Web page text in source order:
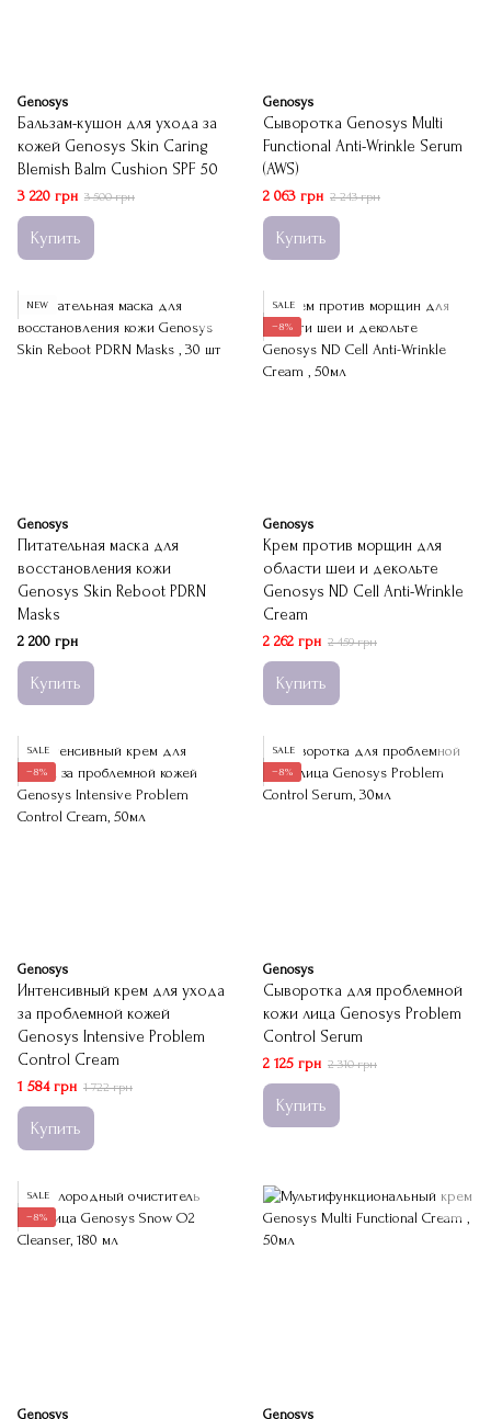
Genosys
Бальзам-кушон для ухода за
кожей Genosys Skin Caring
Blemish Balm Cushion SPF 50
3 220 грн 3 500 грн
Купить
Genosys
Сыворотка Genosys Multi
Functional Anti-Wrinkle Serum
(AWS)
2 063 грн 2 243 грн
Купить
NEW
Genosys
Питательная маска для
восстановления кожи
Genosys Skin Reboot PDRN
Masks
2 200 грн
Купить
SALE
−8%
Genosys
Крем против морщин для
области шеи и декольте
Genosys ND Cell Anti-Wrinkle
Cream
2 262 грн 2 459 грн
Купить
SALE
−8%
Genosys
Интенсивный крем для ухода
за проблемной кожей
Genosys Intensive Problem
Control Cream
1 584 грн 1 722 грн
Купить
SALE
−8%
Genosys
Сыворотка для проблемной
кожи лица Genosys Problem
Control Serum
2 125 грн 2 310 грн
Купить
SALE
−8%
Genosys Genosys